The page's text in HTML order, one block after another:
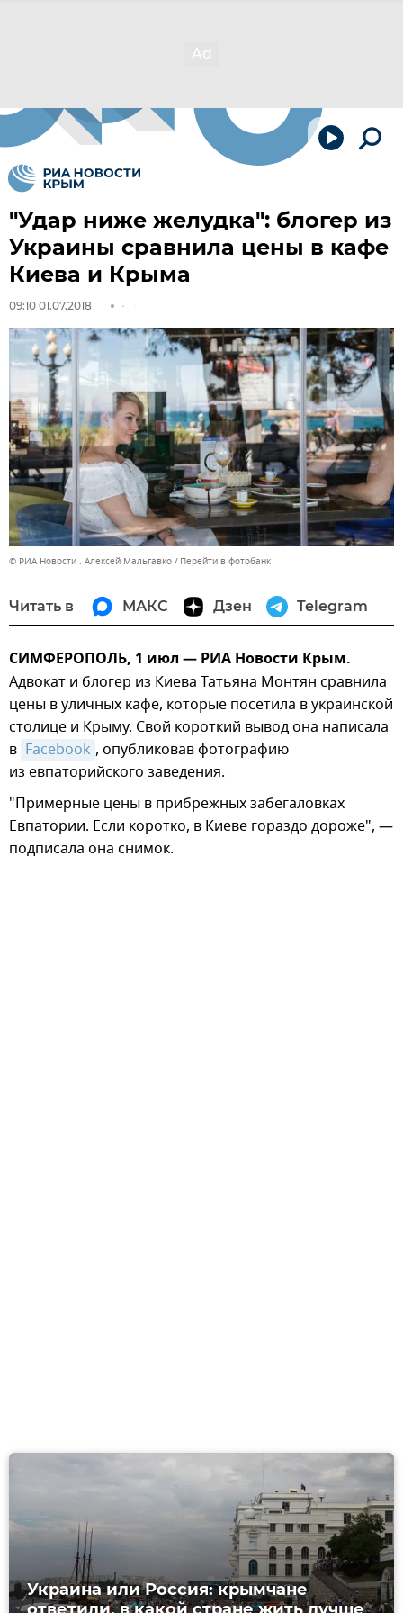
"Удар ниже желудка": блогер из
Украины сравнила цены в кафе
Киева и Крыма
09:10 01.07.2018
© РИА Новости . Алексей Мальгавко Перейти в фотобанк
Читать в МАКС Дзен Telegram
СИМФЕРОПОЛЬ, 1 июл — РИА Новости Крым.
Адвокат и блогер из Киева Татьяна Монтян сравнила
цены в уличных кафе, которые посетила в украинской
столице и Крыму. Свой короткий вывод она написала
в Facebook , опубликовав фотографию
из евпаторийского заведения.
"Примерные цены в прибрежных забегаловках
Евпатории. Если коротко, в Киеве гораздо дороже", —
подписала она снимок.
Украина или Россия: крымчане